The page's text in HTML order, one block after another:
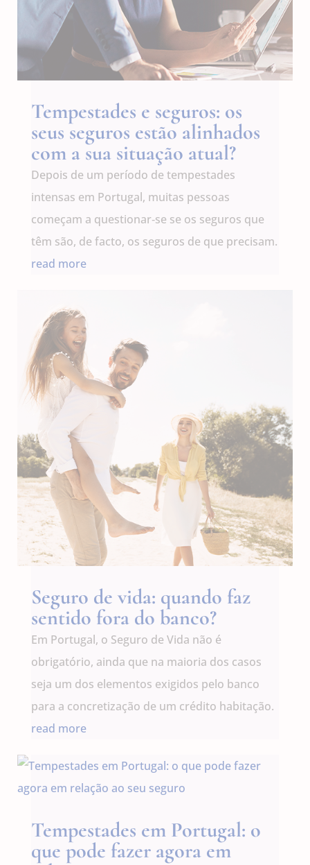
Tempestades e seguros: os
seus seguros estão alinhados
com a sua situação atual?
Depois de um período de tempestades
intensas em Portugal, muitas pessoas
começam a questionar‑se se os seguros que
têm são, de facto, os seguros de que precisam.
read more
Seguro de vida: quando faz
sentido fora do banco?
Em Portugal, o Seguro de Vida não é
obrigatório, ainda que na maioria dos casos
seja um dos elementos exigidos pelo banco
para a concretização de um crédito habitação.
read more
Tempestades em Portugal: o
que pode fazer agora em